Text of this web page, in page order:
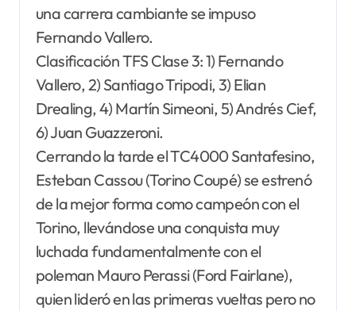
una carrera cambiante se impuso
Fernando Vallero.
Clasificación TFS Clase 3: 1) Fernando
Vallero, 2) Santiago Tripodi, 3) Elian
Drealing, 4) Martín Simeoni, 5) Andrés Cief,
6) Juan Guazzeroni.
Cerrando la tarde el TC4000 Santafesino,
Esteban Cassou (Torino Coupé) se estrenó
de la mejor forma como campeón con el
Torino, llevándose una conquista muy
luchada fundamentalmente con el
poleman Mauro Perassi (Ford Fairlane),
quien lideró en las primeras vueltas pero no